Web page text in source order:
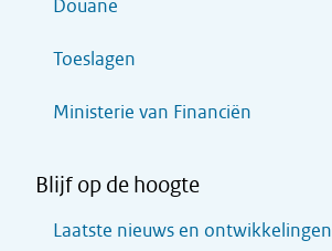
Douane
Toeslagen
Ministerie van Financiën
Blijf op de hoogte
Laatste nieuws en ontwikkelingen